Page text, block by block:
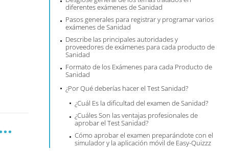
diferentes exámenes de Sanidad
Pasos generales para registrar y programar varios
exámenes de Sanidad
Describe las principales autoridades y
proveedores de exámenes para cada producto de
Sanidad
Formato de los Exámenes para cada Producto de
Sanidad
¿Por Qué deberías hacer el Test Sanidad?
¿Cuál Es la dificultad del examen de Sanidad?
¿Cuáles Son las ventajas profesionales de
aprobar el Test Sanidad?
Cómo aprobar el examen preparándote con el
simulador y la aplicación móvil de Easy-Quizzz